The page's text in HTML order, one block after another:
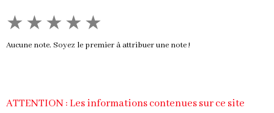
★ ★ ★ ★ ★
Aucune note. Soyez le premier à attribuer une note !
ATTENTION : Les informations contenues sur ce site